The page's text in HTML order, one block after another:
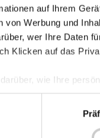
auf Ihrem
von Werbung und
wer Ihre Daten
Klicken auf das
darüber, wie Ihre